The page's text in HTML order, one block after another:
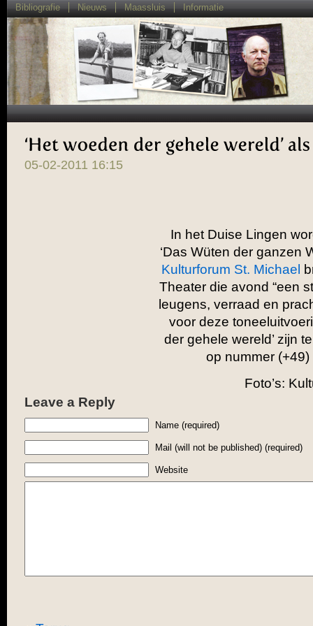
Bibliografie Nieuws Maassluis Informatie
‘Het woeden der gehele wereld’ als
05-02-2011 16:15
In het Duise Lingen
‘Das Wüten der ganzen
Kulturforum St. Michael
Theater die avond “een
leugens, verraad en
voor deze
der gehele wereld’ zijn
op nummer
Foto’s:
Leave a Reply
Name (required)
Mail (will not be published) (required)
Website